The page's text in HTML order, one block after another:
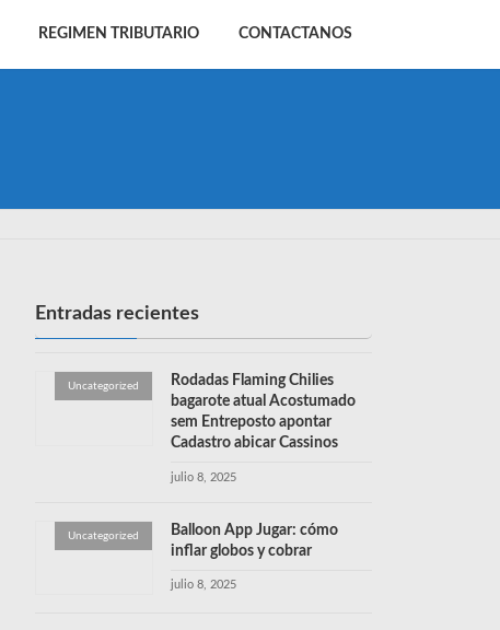
REGIMEN TRIBUTARIO CONTACTANOS
Entradas recientes
Uncategorized
Rodadas Flaming Chilies
bagarote atual Acostumado
sem Entreposto apontar
Cadastro abicar Cassinos
julio 8, 2025
Uncategorized
Balloon App Jugar: cómo
inflar globos y cobrar
julio 8, 2025